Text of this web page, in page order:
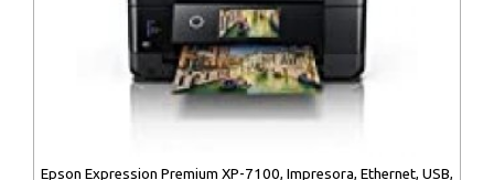
Epson Expression Premium XP-7100, Impresora, Ethernet, USB,